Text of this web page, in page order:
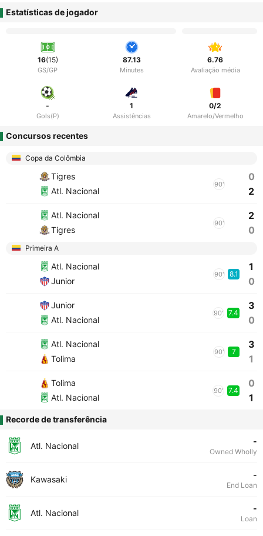
Estatísticas de jogador
16(15)
GS/GP
87.13
Minutes
6.76
Avaliação média
-
Gols(P)
1
Assistências
0/2
Amarelo/Vermelho
Concursos recentes
Copa da Colômbia
Tigres
Atl. Nacional
90'
0
2
Atl. Nacional
Tigres
90'
2
0
Primeira A
Atl. Nacional
Junior
90' 8.1
1
0
Junior
Atl. Nacional
90' 7.4
3
0
Atl. Nacional
Tolima
90' 7
3
1
Tolima
Atl. Nacional
90' 7.4
0
1
Recorde de transferência
Atl. Nacional -
Owned Wholly
Kawasaki -
End Loan
Atl. Nacional -
Loan